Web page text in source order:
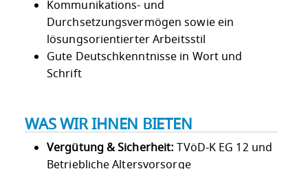
Kommunikations- und
Durchsetzungsvermögen sowie ein
lösungsorientierter Arbeitsstil
Gute Deutschkenntnisse in Wort und
Schrift
WAS WIR IHNEN BIETEN
Vergütung & Sicherheit: TVöD-K EG 12 und
Betriebliche Altersvorsorge